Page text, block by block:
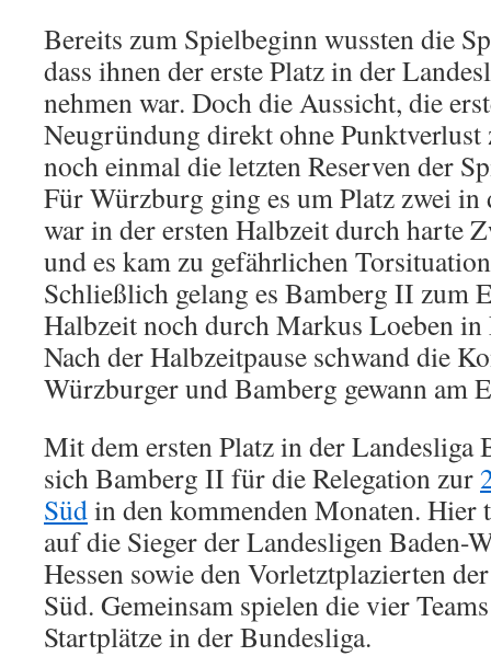
Bereits zum Spielbeginn wussten die
dass ihnen der erste Platz in der
nehmen war. Doch die Aussicht, die
Neugründung direkt ohne Punktverlust
noch einmal die letzten Reserven der
Für Würzburg ging es um Platz zwei in
war in der ersten Halbzeit durch harte
und es kam zu gefährlichen
Schließlich gelang es Bamberg II zum
Halbzeit noch durch Markus Loeben in
Nach der Halbzeitpause schwand die
Würzburger und Bamberg gewann am
Mit dem ersten Platz in der Landesliga
sich Bamberg II für die Relegation zur
Südin den kommenden Monaten.
auf die Sieger der Landesligen Baden-
Hessen sowie den Vorletztplazierten
Süd. Gemeinsam spielen die vier
Startplätze in der Bundesliga.